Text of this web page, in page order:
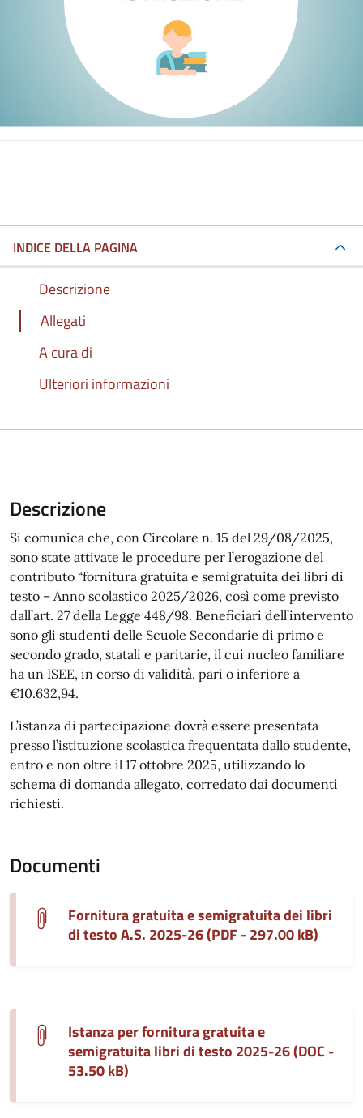
INDICE DELLA PAGINA
Descrizione
Allegati
A cura di
Ulteriori informazioni
Descrizione
Si comunica che, con Circolare n. 15 del 29/08/2025,
sono state attivate le procedure per l’erogazione del
contributo “fornitura gratuita e semigratuita dei libri di
testo – Anno scolastico 2025/2026, così come previsto
dall’art. 27 della Legge 448/98. Beneficiari dell’intervento
sono gli studenti delle Scuole Secondarie di primo e
secondo grado, statali e paritarie, il cui nucleo familiare
ha un ISEE, in corso di validità. pari o inferiore a
€10.632,94.
L’istanza di partecipazione dovrà essere presentata
presso l’istituzione scolastica frequentata dallo studente,
entro e non oltre il 17 ottobre 2025, utilizzando lo
schema di domanda allegato, corredato dai documenti
richiesti.
Documenti
Fornitura gratuita e semigratuita dei libri
di testo A.S. 2025-26 (PDF - 297.00 kB)
Istanza per fornitura gratuita e
semigratuita libri di testo 2025-26 (DOC -
53.50 kB)